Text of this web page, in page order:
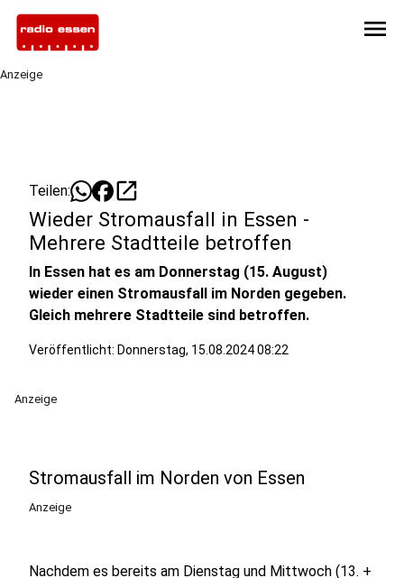
menu
Anzeige
Teilen: open_in_new
Wieder Stromausfall in Essen -
Mehrere Stadtteile betroffen
In Essen hat es am Donnerstag (15. August)
wieder einen Stromausfall im Norden gegeben.
Gleich mehrere Stadtteile sind betroffen.
Veröffentlicht: Donnerstag, 15.08.2024 08:22
Anzeige
Stromausfall im Norden von Essen
Anzeige
Nachdem es bereits am Dienstag und Mittwoch (13. +